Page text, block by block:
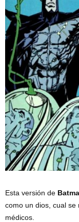
Esta versión de
como un dios, cual se
médicos.